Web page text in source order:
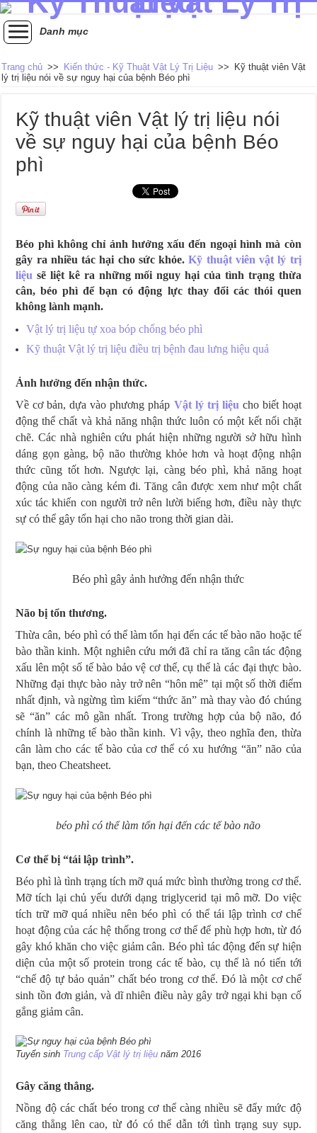
Danh mục
Trang chủ >> Kiến thức - Kỹ Thuật Vật Lý Trị Liệu >>
Kỹ thuật viên Vật
lý trị liệu nói về sự nguy hại của bệnh Béo phì
Kỹ thuật viên Vật lý trị liệu nói
về sự nguy hại của bệnh Béo
phì
Béo phì không chỉ ảnh hưởng xấu đến ngoại hình mà còn
gây ra nhiều tác hại cho sức khỏe.Kỹ thuật viên vật lý trị
liệu sẽ liệt kê ra những mối nguy hại của tình trạng thừa
cân, béo phì để bạn có động lực thay đổi các thói quen
không lành mạnh.
Vật lý trị liệu tự xoa bóp chống béo phì
Kỹ thuật Vật lý trị liệu điều trị bệnh đau lưng hiệu quả
Ảnh hưởng đến nhận thức.
Về cơ bản, dựa vào phương pháp Vật lý trị liệu cho biết hoạt
động thể chất và khả năng nhận thức luôn có một kết nối chặt
chẽ. Các nhà nghiên cứu phát hiện những người sở hữu hình
dáng gọn gàng, bộ não thường khỏe hơn và hoạt động nhận
thức cũng tốt hơn. Ngược lại, càng béo phì, khả năng hoạt
động của não càng kém đi. Tăng cân được xem như một chất
xúc tác khiến con người trở nên lười biếng hơn, điều này thực
sự có thể gây tổn hại cho não trong thời gian dài.
Béo phì gây ảnh hưởng đến nhận thức
Não bị tổn thương.
Thừa cân, béo phì có thể làm tổn hại đến các tế bào não hoặc tế
bào thần kinh. Một nghiên cứu mới đã chỉ ra tăng cân tác động
xấu lên một số tế bào bảo vệ cơ thể, cụ thể là các đại thực bào.
Những đại thực bào này trở nên “hôn mê” tại một số thời điểm
nhất định, và ngừng tìm kiếm “thức ăn” mà thay vào đó chúng
sẽ “ăn” các mô gần nhất. Trong trường hợp của bộ não, đó
chính là những tế bào thần kinh. Vì vậy, theo nghĩa đen, thừa
cân làm cho các tế bào của cơ thể có xu hướng “ăn” não của
bạn, theo Cheatsheet.
béo phì có thể làm tổn hại đến các tế bào não
Cơ thể bị “tái lập trình”.
Béo phì là tình trạng tích mỡ quá mức bình thường trong cơ thể.
Mỡ tích lại chủ yếu dưới dạng triglycerid tại mô mỡ. Do việc
tích trữ mỡ quá nhiều nên béo phì có thể tái lập trình cơ chế
hoạt động của các hệ thống trong cơ thể để phù hợp hơn, từ đó
gây khó khăn cho việc giảm cân. Béo phì tác động đến sự hiện
diện của một số protein trong các tế bào, cụ thể là nó tiến tới
“chế độ tự bảo quản” chất béo trong cơ thể. Đó là một cơ chế
sinh tồn đơn giản, và dĩ nhiên điều này gây trở ngại khi bạn cố
gắng giảm cân.
Tuyển sinh Trung cấp Vật lý trị liệu năm 2016
Gây căng thẳng.
Nồng độ các chất béo trong cơ thể càng nhiều sẽ đẩy mức độ
căng thẳng lên cao, từ đó có thể dẫn tới tình trạng suy sụp.